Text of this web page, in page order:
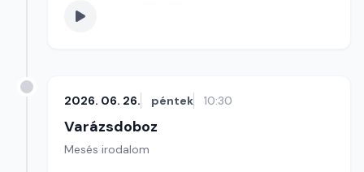
Szerkesztő: Varga Andrea
2026. 06. 26. péntek 10:30
Varázsdoboz
Mesés irodalom